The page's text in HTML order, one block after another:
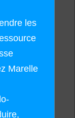
les
Marelle